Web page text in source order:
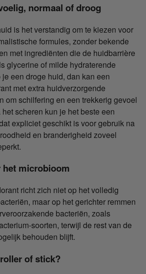
normaal of droog
is het verstandig om te kiezen voor
formules, zonder bekende
met ingrediënten die de huidbarrière
glycerine of milde hydraterende
een droge huid, dan kan een
met extra huidverzorgende
om schilfering en een trekkerig gevoel
scheren kun je het beste een
expliciet geschikt is voor gebruik na
en branderigheid zoveel
het microbioom
richt zich niet op het volledig
maar op het gerichter remmen
bacteriën, zoals
soorten, terwijl de rest van de
behouden blijft.
of stick?